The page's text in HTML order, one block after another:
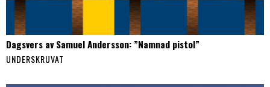
Dagsvers av Samuel Andersson: ”Namnad pistol”
UNDERSKRUVAT